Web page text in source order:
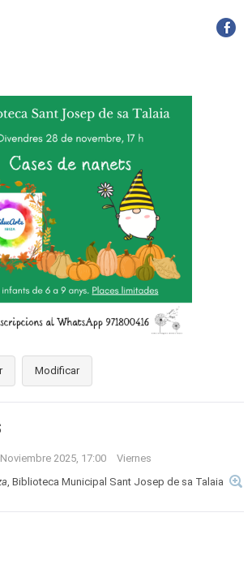
Modificar
2025, 17:00
Viernes
, Biblioteca Municipal Sant Josep de sa Talaia